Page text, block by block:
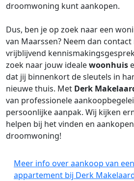
droomwoning kunt aankopen.
Dus, ben je op zoek naar een
van Maarssen? Neem dan
vrijblijvend
zoek naar jouw idealewoonhuis
dat jij binnenkort de sleutels in
nieuwe thuis. Met Derk
van professionele
persoonlijke aanpak. Wij kijken
helpen bij het vinden en
droomwoning!
Meer info over aankoop van
appartement bij Derk